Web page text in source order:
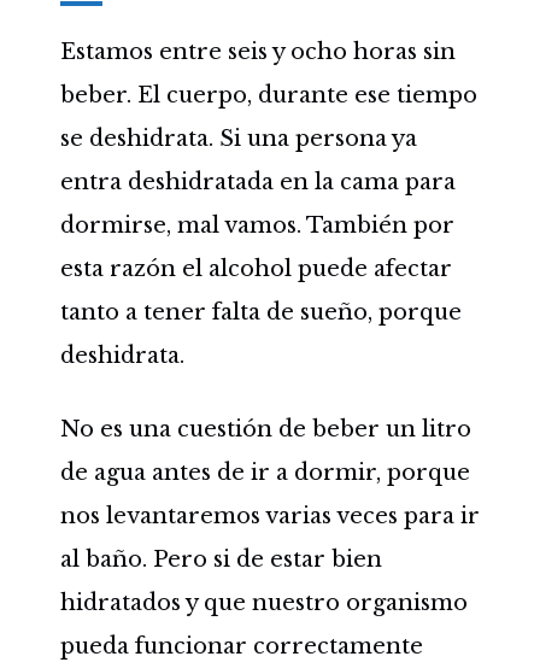
Estamos entre seis y ocho horas sin
beber. El cuerpo, durante ese tiempo
se deshidrata. Si una persona ya
entra deshidratada en la cama para
dormirse, mal vamos. También por
esta razón el alcohol puede afectar
tanto a tener falta de sueño, porque
deshidrata.
No es una cuestión de beber un litro
de agua antes de ir a dormir, porque
nos levantaremos varias veces para ir
al baño. Pero si de estar bien
hidratados y que nuestro organismo
pueda funcionar correctamente